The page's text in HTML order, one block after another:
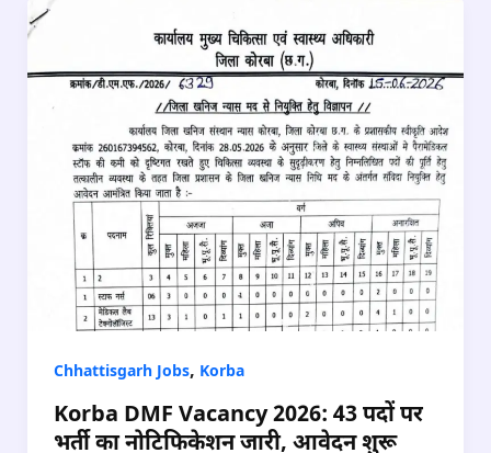
Chhattisgarh Jobs, Korba
Korba DMF Vacancy 2026: 43 पदों पर
भर्ती का नोटिफिकेशन जारी, आवेदन शुरू